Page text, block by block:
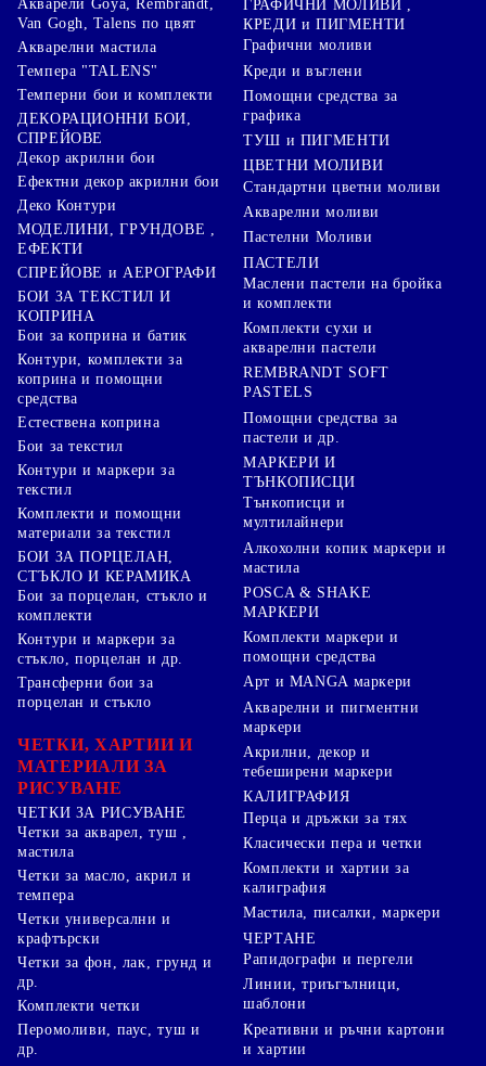
Акварели Goya, Rembrandt,
Van Gogh, Talens по цвят
Акварелни мастила
Темпера "TALENS"
Темперни бои и комплекти
ДЕКОРАЦИОННИ БОИ,
СПРЕЙОВЕ
Декор акрилни бои
Ефектни декор акрилни бои
Деко Контури
МОДЕЛИНИ, ГРУНДОВЕ ,
ЕФЕКТИ
СПРЕЙОВЕ и АЕРОГРАФИ
БОИ ЗА ТЕКСТИЛ И
КОПРИНА
Бои за коприна и батик
Контури, комплекти за
коприна и помощни
средства
Естествена коприна
Бои за текстил
Контури и маркери за
текстил
Комплекти и помощни
материали за текстил
БОИ ЗА ПОРЦЕЛАН,
СТЪКЛО И КЕРАМИКА
Бои за порцелан, стъкло и
комплекти
Контури и маркери за
стъкло, порцелан и др.
Трансферни бои за
порцелан и стъкло
ЧЕТКИ, ХАРТИИ И
МАТЕРИАЛИ ЗА
РИСУВАНЕ
ЧЕТКИ ЗА РИСУВАНЕ
Четки за акварел, туш ,
мастила
Четки за масло, акрил и
темпера
Четки универсални и
крафтърски
Четки за фон, лак, грунд и
др.
Комплекти четки
ГРАФИЧНИ МОЛИВИ ,
КРЕДИ и ПИГМЕНТИ
Графични моливи
Креди и въглени
Помощни средства за
графика
ТУШ и ПИГМЕНТИ
ЦВЕТНИ МОЛИВИ
Стандартни цветни моливи
Акварелни моливи
Пастелни Моливи
ПАСТЕЛИ
Маслени пастели на бройка
и комплекти
Комплекти сухи и
акварелни пастели
REMBRANDT SOFT
PASTELS
Помощни средства за
пастели и др.
МАРКЕРИ И
ТЪНКОПИСЦИ
Тънкописци и
мултилайнери
Алкохолни копик маркери и
мастила
POSCA & SHAKE
МАРКЕРИ
Комплекти маркери и
помощни средства
Арт и MANGA маркери
Акварелни и пигментни
маркери
Акрилни, декор и
тебеширени маркери
КАЛИГРАФИЯ
Перца и дръжки за тях
Класически пера и четки
Комплекти и хартии за
калиграфия
Мастила, писалки, маркери
ЧЕРТАНЕ
Рапидографи и пергели
Линии, триъгълници,
шаблони
Перомоливи, паус, туш и
др.
Креативни и ръчни картони
и хартии